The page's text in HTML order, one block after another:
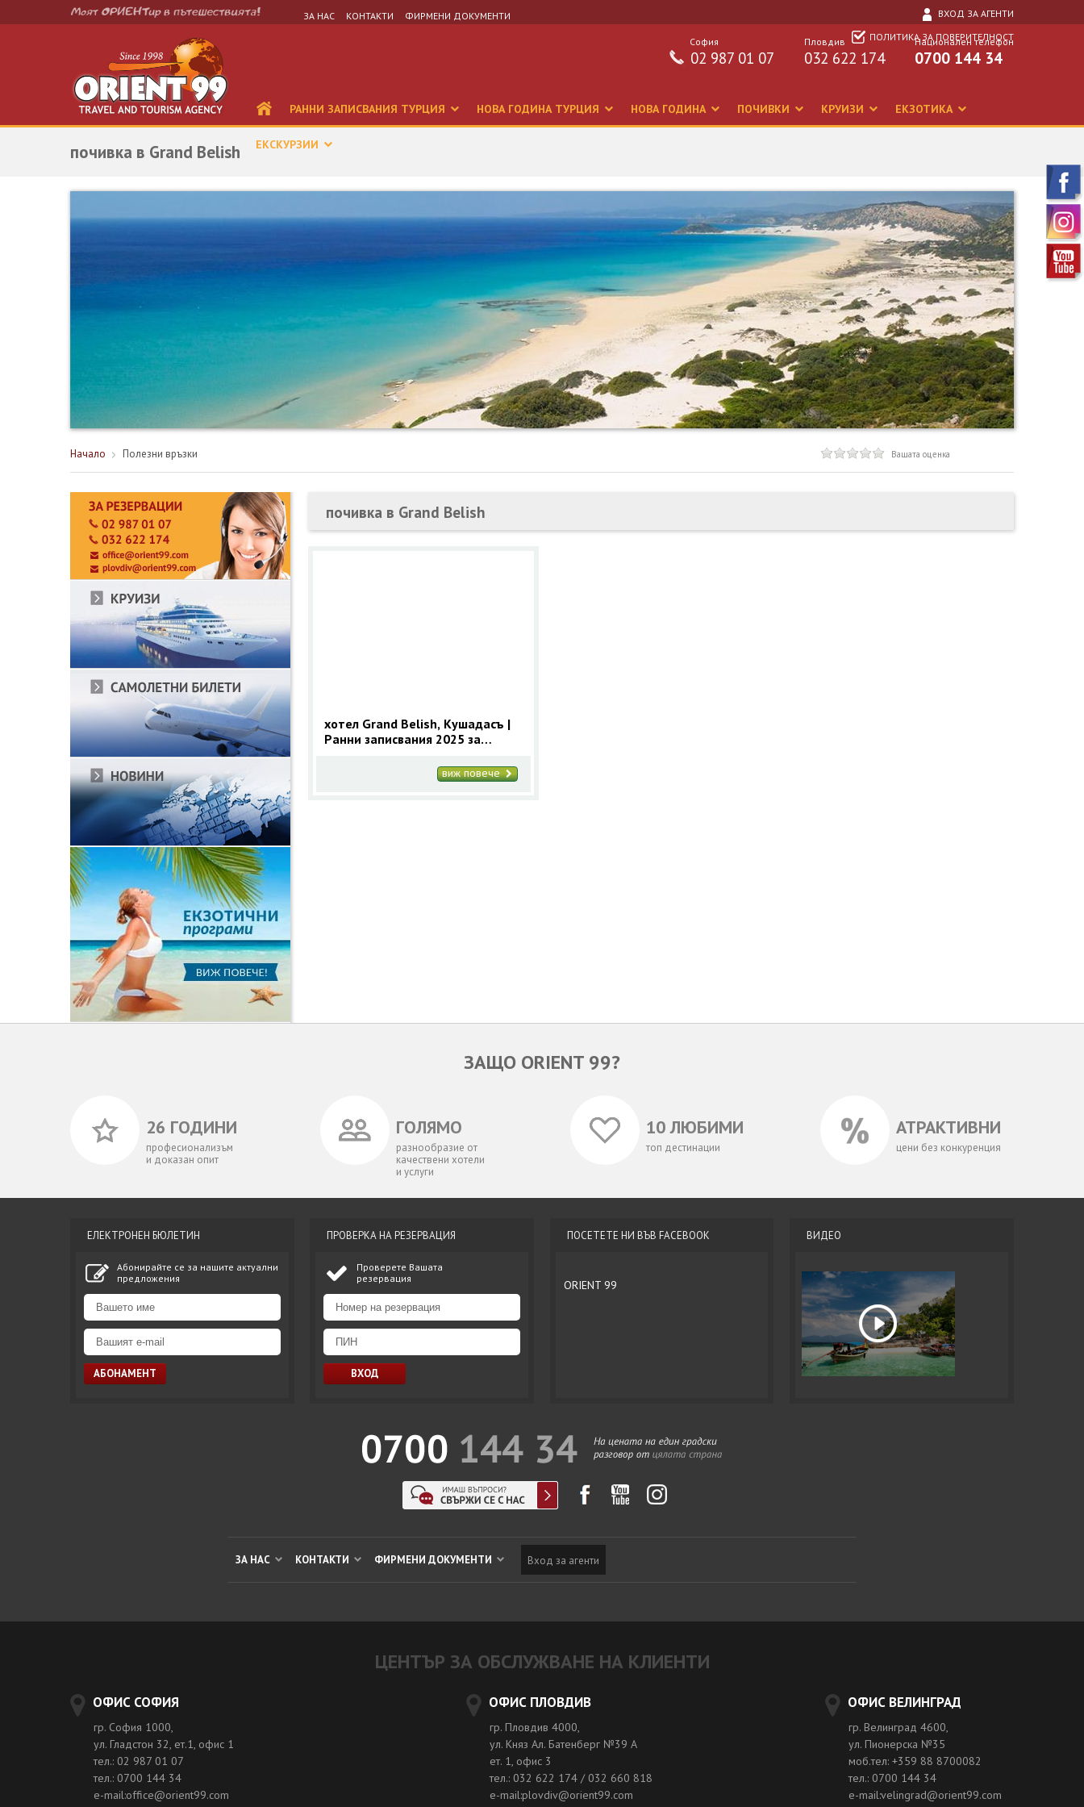
ЗА НАС КОНТАКТИ ФИРМЕНИ ДОКУМЕНТИ
ВХОД ЗА АГЕНТИ
ПОЛИТИКА ЗА ПОВЕРИТЕЛНОСТ
Национален телефон
0700 144 34
Пловдив
032 622 174
София
02 987 01 07
РАННИ ЗАПИСВАНИЯ ТУРЦИЯ НОВА ГОДИНА ТУРЦИЯ НОВА ГОДИНА ПОЧИВКИ КРУИЗИ ЕКЗОТИКА
ЕКСКУРЗИИ
почивка в Grand Belish
Начало Полезни връзки Вашата оценка
почивка в Grand Belish
хотел Grand Belish, Кушадасъ |
Ранни записвания 2025 за
виж повече
ЗАЩО ORIENT 99?
26 ГОДИНИ
професионализъм
и доказан опит
ГОЛЯМО
разнообразие от
качествени хотели
и услуги
10 ЛЮБИМИ
топ дестинации
АТРАКТИВНИ
цени без конкуренция
ЕЛЕКТРОНЕН БЮЛЕТИН
Абонирайте се за нашите актуални
предложения
ПРОВЕРКА НА РЕЗЕРВАЦИЯ
Проверете Вашата
резервация
ПОСЕТЕТЕ НИ ВЪВ FACEBOOK
ORIENT 99
ВИДЕО
ЗА НАС КОНТАКТИ ФИРМЕНИ ДОКУМЕНТИ Вход за агенти
ЦЕНТЪР ЗА ОБСЛУЖВАНЕ НА КЛИЕНТИ
ОФИС СОФИЯ
гр. София 1000,
ул. Гладстон 32, ет.1, офис 1
тел.: 02 987 01 07
тел.: 0700 144 34
e-mail:office@orient99.com
ОФИС ПЛОВДИВ
гр. Пловдив 4000,
ул. Княз Ал. Батенберг №39 A
ет. 1, офис 3
тел.: 032 622 174 / 032 660 818
e-mail:plovdiv@orient99.com
ОФИС ВЕЛИНГРАД
гр. Велинград 4600,
ул. Пионерска №35
моб.тел: +359 88 8700082
тел.: 0700 144 34
e-mail:velingrad@orient99.com